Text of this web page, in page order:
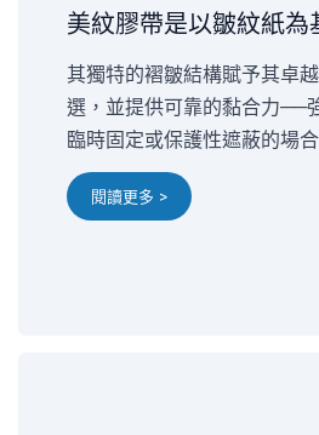
美紋膠帶是以皺紋紙為
其獨特的褶皺結構賦予其卓
選，並提供可靠的黏合力——
臨時固定或保護性遮蔽的場
閱讀更多 >